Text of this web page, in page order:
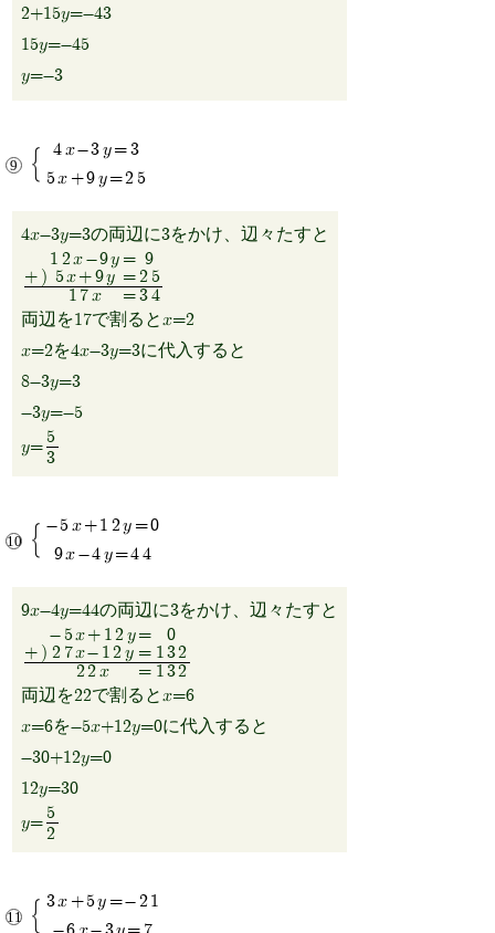
2+15y=-43
15y=-45
y=-3
4x-3y=3
5x+9y=25
4x-3y=3の両辺に3をかけ、辺々たすと
12x-9y =
9
+) 5x+9y = 25
17x
= 34
両辺を17で割るとx=2
x=2を4x-3y=3に代入すると
8-3y=3
-3y=-5
y=
5
3
-5x+12y=0
9x-4y=44
9x-4y=44の両辺に3をかけ、辺々たすと
-5x+12y =
0
+) 27x-12y = 132
22x
= 132
両辺を22で割るとx=6
x=6を-5x+12y=0に代入すると
-30+12y=0
12y=30
y=
5
2
3x+5y=-21